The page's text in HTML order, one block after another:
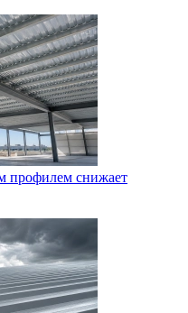
профилем снижает